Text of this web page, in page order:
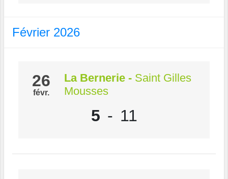
Février 2026
26
févr.
La Bernerie - Saint Gilles
Mousses
5 - 11